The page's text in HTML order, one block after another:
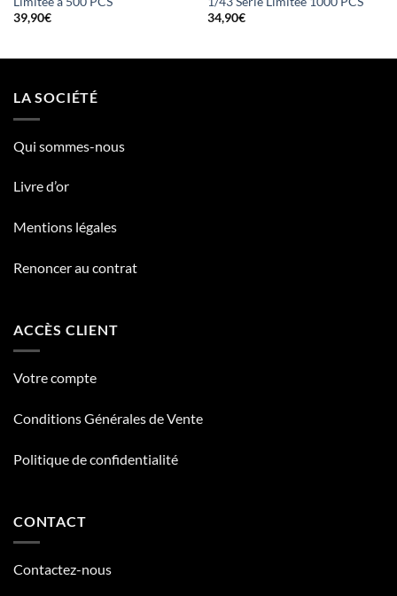
39,90€
34,90€
LA SOCIÉTÉ
Qui sommes-nous
Livre d’or
Mentions légales
Renoncer au contrat
ACCÈS CLIENT
Votre compte
Conditions Générales de Vente
Politique de confidentialité
CONTACT
Contactez-nous